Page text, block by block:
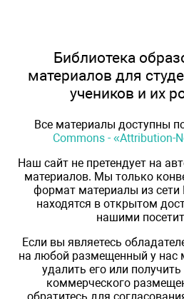
Библиотека
материалов для
учеников и их
Все материалы доступны
Commons - «Attribution-
Наш сайт не претендует на
материалов. Мы только
формат материалы из сети
находятся в открытом
нашими
Если вы являетесь
на любой размещенный у нас
удалить его или
коммерческого
обратитесь для